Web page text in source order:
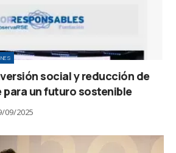
social y reducción de
para un futuro sostenible
09/2025